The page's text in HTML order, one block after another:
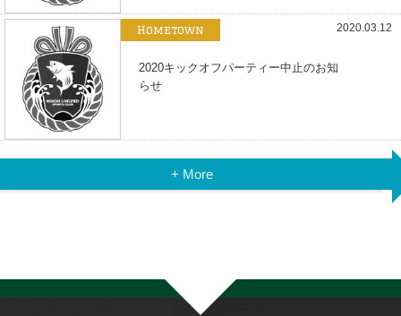
Hometown 2020.03.12
2020キックオフパーティー中止のお知
らせ
+ More